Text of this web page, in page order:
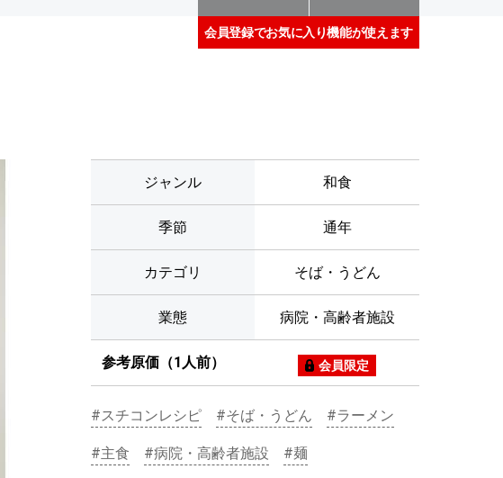
会員登録でお気に入り機能が使えます
ジャンル 和食
季節 通年
カテゴリ そば・うどん
業態 病院・高齢者施設
参考原価（1人前） 会員限定
#スチコンレシピ #そば・うどん #ラーメン
#主食 #病院・高齢者施設 #麺